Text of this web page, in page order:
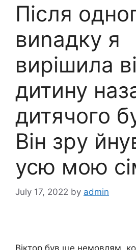
Після
виnадку я
вирішила
дитину
дитячoго
Він зрy
усю мою
July 17, 2022 by admin
Віктор був ще немовлям,